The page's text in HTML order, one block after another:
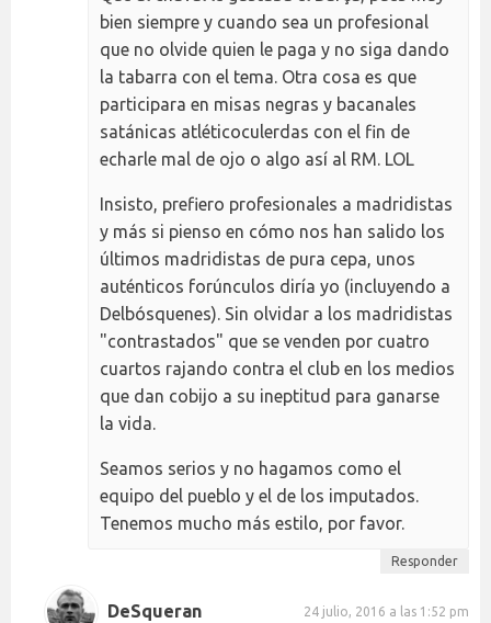
bien siempre y cuando sea un profesional
que no olvide quien le paga y no siga dando
la tabarra con el tema. Otra cosa es que
participara en misas negras y bacanales
satánicas atléticoculerdas con el fin de
echarle mal de ojo o algo así al RM. LOL
Insisto, prefiero profesionales a madridistas
y más si pienso en cómo nos han salido los
últimos madridistas de pura cepa, unos
auténticos forúnculos diría yo (incluyendo a
Delbósquenes). Sin olvidar a los madridistas
"contrastados" que se venden por cuatro
cuartos rajando contra el club en los medios
que dan cobijo a su ineptitud para ganarse
la vida.
Seamos serios y no hagamos como el
equipo del pueblo y el de los imputados.
Tenemos mucho más estilo, por favor.
Responder
DeSqueran 24 julio, 2016 a las 1:52 pm